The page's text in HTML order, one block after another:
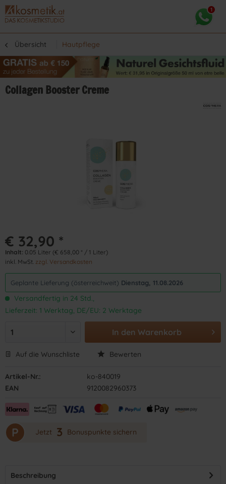
Übersicht Hautpflege
Collagen Booster Creme
€ 32,90 *
Inhalt: 0.05 Liter (€ 658,00 * / 1 Liter)
inkl. MwSt. zzgl. Versandkosten
Geplante Lieferung (österreichweit) Dienstag, 11.08.2026
Versandfertig in 24 Std.,
Lieferzeit: 1 Werktag, DE/EU: 2 Werktage
In den Warenkorb
Auf die Wunschliste Bewerten
Artikel-Nr.:
ko-840019
EAN
9120082960373
P Jetzt 3 Bonuspunkte sichern
Beschreibung